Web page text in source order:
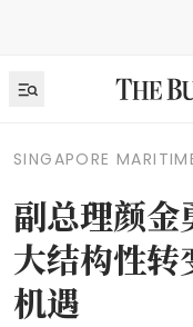
SINGAPORE
副总理颜
大结构性转
机遇